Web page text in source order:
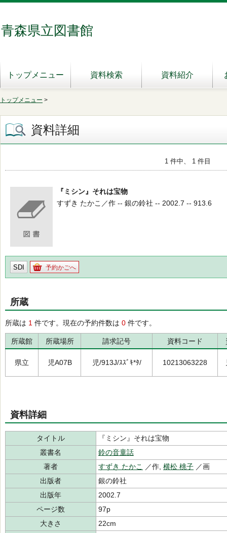
青森県立図書館
トップメニュー 資料検索 資料紹介
トップメニュー >
資料詳細
1 件中、 1 件目
『ミシン』それは宝物
すずき たかこ／作 -- 銀の鈴社 -- 2002.7 -- 913.6
SDI 予約かごへ
所蔵
所蔵は 1 件です。現在の予約件数は 0 件です。
所蔵館 所蔵場所 請求記号 資料コード
県立 児A07B 児/913J/ｽｽﾞｷ*ﾀ/ 10213063228
資料詳細
タイトル
『ミシン』それは宝物
叢書名
鈴の音童話
著者
すずき たかこ ／作, 横松 桃子 ／画
出版者
銀の鈴社
出版年
2002.7
ページ数
97p
大きさ
22cm